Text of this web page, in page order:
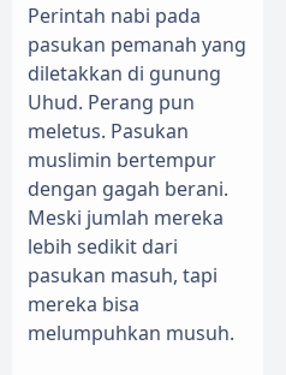
Perintah nabi pada
pasukan pemanah yang
diletakkan di gunung
Uhud. Perang pun
meletus. Pasukan
muslimin bertempur
dengan gagah berani.
Meski jumlah mereka
lebih sedikit dari
pasukan masuh, tapi
mereka bisa
melumpuhkan musuh.